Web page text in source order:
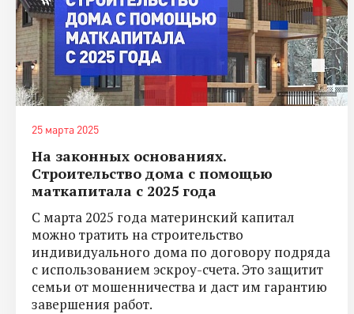
25 марта 2025
На законных основаниях.
Строительство дома с помощью
маткапитала с 2025 года
С марта 2025 года материнский капитал
можно тратить на строительство
индивидуального дома по договору подряда
с использованием эскроу-счета. Это защитит
семьи от мошенничества и даст им гарантию
завершения работ.